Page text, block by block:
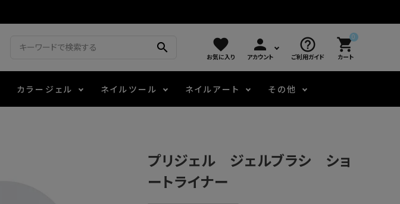
search favorite
お気に入り
person
アカウント
help_outline
ご利用ガイド
0
shopping_cart
カート
カラージェル
アートインク
ネイルツール
容器・ポーチ
ネイルアート
その他
その他
プリジェル ジェルブラシ ショ
ートライナー